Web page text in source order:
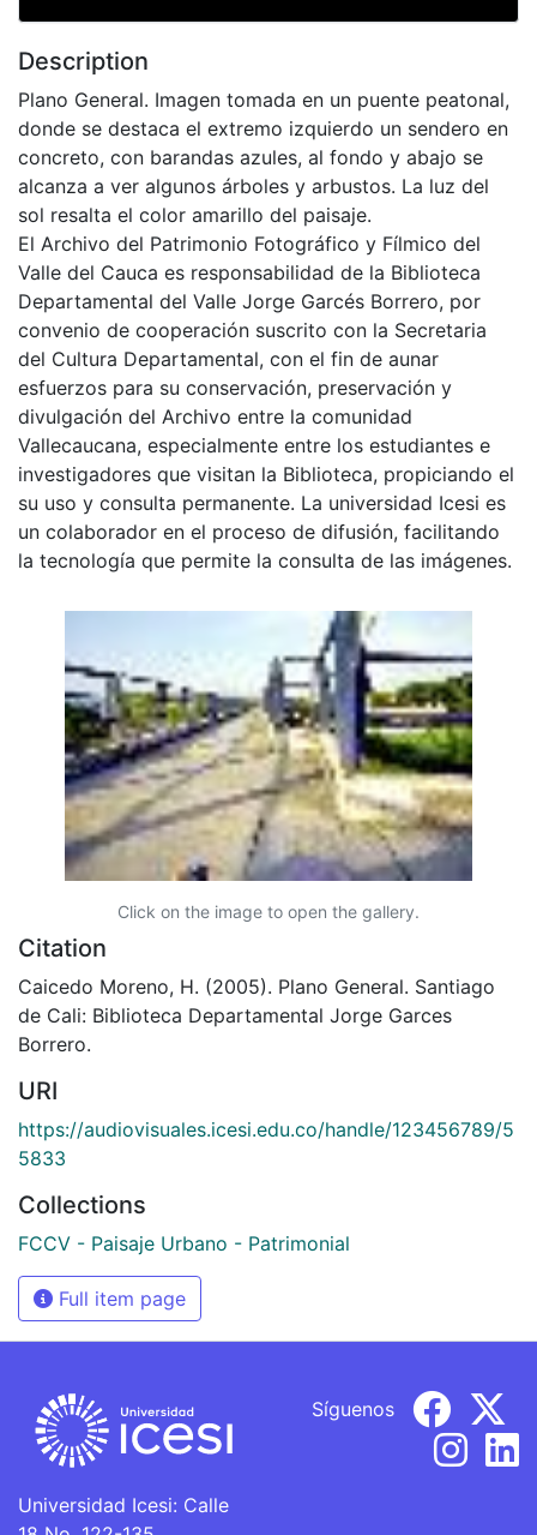
Description
Plano General. Imagen tomada en un puente peatonal,
donde se destaca el extremo izquierdo un sendero en
concreto, con barandas azules, al fondo y abajo se
alcanza a ver algunos árboles y arbustos. La luz del
sol resalta el color amarillo del paisaje.
El Archivo del Patrimonio Fotográfico y Fílmico del
Valle del Cauca es responsabilidad de la Biblioteca
Departamental del Valle Jorge Garcés Borrero, por
convenio de cooperación suscrito con la Secretaria
del Cultura Departamental, con el fin de aunar
esfuerzos para su conservación, preservación y
divulgación del Archivo entre la comunidad
Vallecaucana, especialmente entre los estudiantes e
investigadores que visitan la Biblioteca, propiciando el
su uso y consulta permanente. La universidad Icesi es
un colaborador en el proceso de difusión, facilitando
la tecnología que permite la consulta de las imágenes.
Click on the image to open the gallery.
Citation
Caicedo Moreno, H. (2005). Plano General. Santiago
de Cali: Biblioteca Departamental Jorge Garces
Borrero.
URI
https://audiovisuales.icesi.edu.co/handle/123456789/5
5833
Collections
FCCV - Paisaje Urbano - Patrimonial
Full item page
Universidad Icesi: Calle
Síguenos